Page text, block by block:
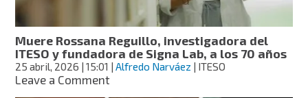
publicó
a
“Mafalda”
en
Argentina
Muere Rossana Reguillo, investigadora del
ITESO y fundadora de Signa Lab, a los 70 años
25 abril, 2026 | 15:01 |Alfredo Narváez | ITESO
Leave a Commenton